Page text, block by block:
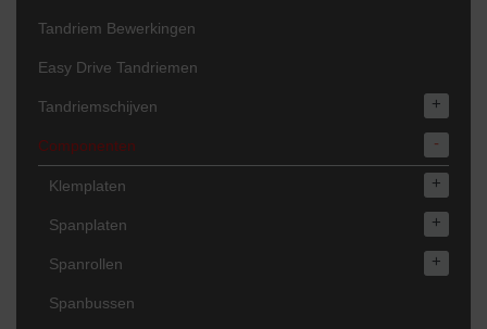
Tandriem Bewerkingen
Easy Drive Tandriemen
Tandriemschijven +
Componenten -
Klemplaten +
Spanplaten +
Spanrollen +
Spanbussen